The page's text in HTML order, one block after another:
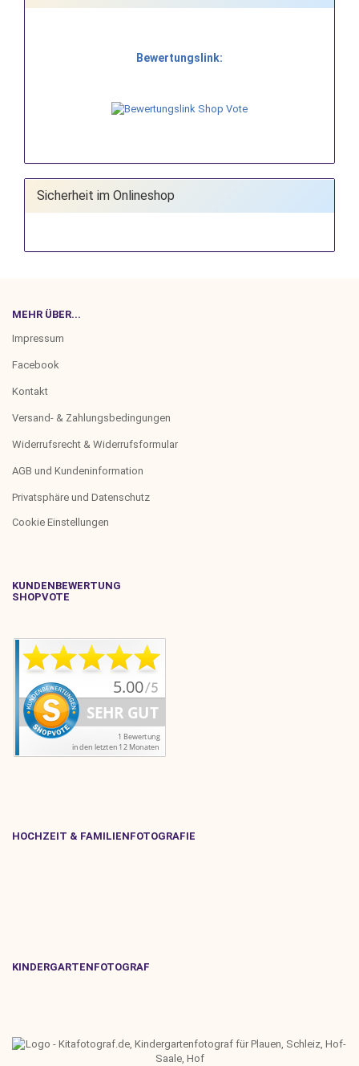
Bewertungslink:
Sicherheit im Onlineshop
MEHR ÜBER...
Impressum
Facebook
Kontakt
Versand- & Zahlungsbedingungen
Widerrufsrecht & Widerrufsformular
AGB und Kundeninformation
Privatsphäre und Datenschutz
Cookie Einstellungen
KUNDENBEWERTUNG
SHOPVOTE
HOCHZEIT & FAMILIENFOTOGRAFIE
KINDERGARTENFOTOGRAF